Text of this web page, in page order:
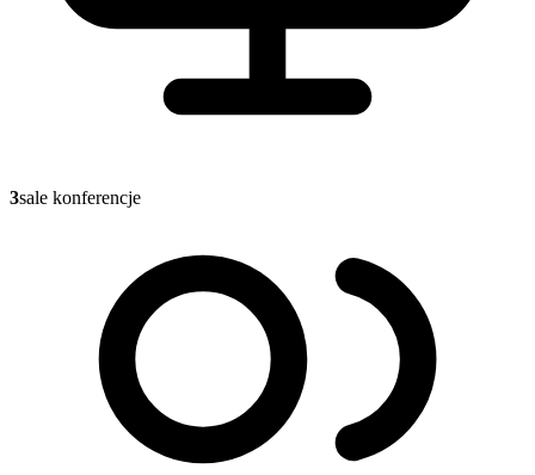
3sale konferencje